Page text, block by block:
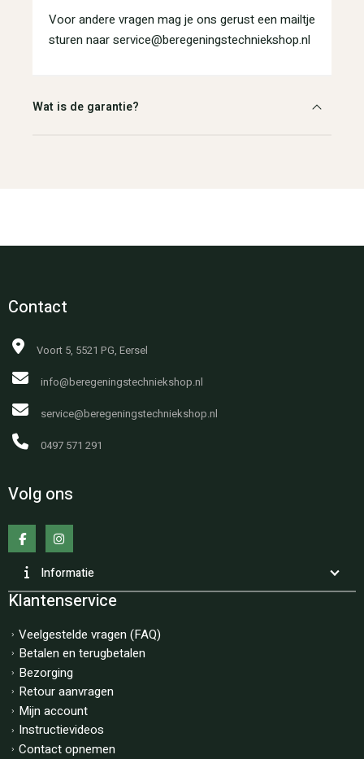
Voor andere vragen mag je ons gerust een mailtje
sturen naar service@beregeningstechniekshop.nl
Wat is de garantie?
Contact
Voort 5, 5521 PG, Eersel
info@beregeningstechniekshop.nl
service@beregeningstechniekshop.nl
0497 571 291
Volg ons
Informatie
Klantenservice
Veelgestelde vragen (FAQ)
Betalen en terugbetalen
Bezorging
Retour aanvragen
Mijn account
Instructievideos
Contact opnemen